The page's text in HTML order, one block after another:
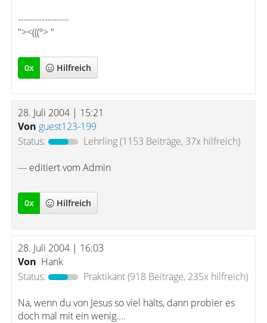
-----------------
"><(((º> "
0x Hilfreich
28. Juli 2004 | 15:21
Von guest123-199
Status:
Lehrling(1153 Beiträge, 37x hilfreich)
--- editiert vom Admin
0x Hilfreich
28. Juli 2004 | 16:03
Von Hank
Status:
Praktikant(918 Beiträge, 235x hilfreich)
Na, wenn du von Jesus so viel hälts, dann probier es
doch mal mit ein wenig....